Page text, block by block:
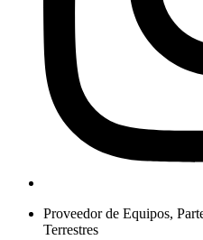
Proveedor de Equipos,
Terrestres